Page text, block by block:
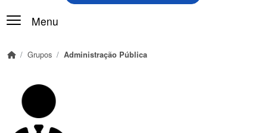
Menu
Grupos Administração Pública